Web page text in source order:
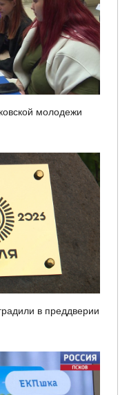
молодежи
в преддверии